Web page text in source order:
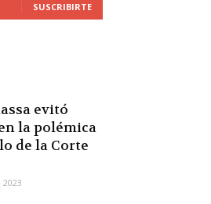
SUSCRIBIRTE
evitó
la polémica
de la Corte